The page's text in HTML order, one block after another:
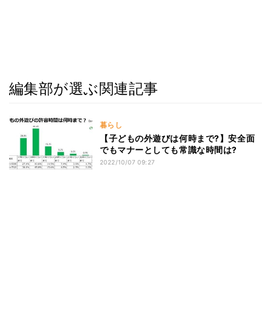
編集部が選ぶ関連記事
暮らし
【子どもの外遊びは何時まで?】安全面
でもマナーとしても常識な時間は?
2022/10/07 09:27